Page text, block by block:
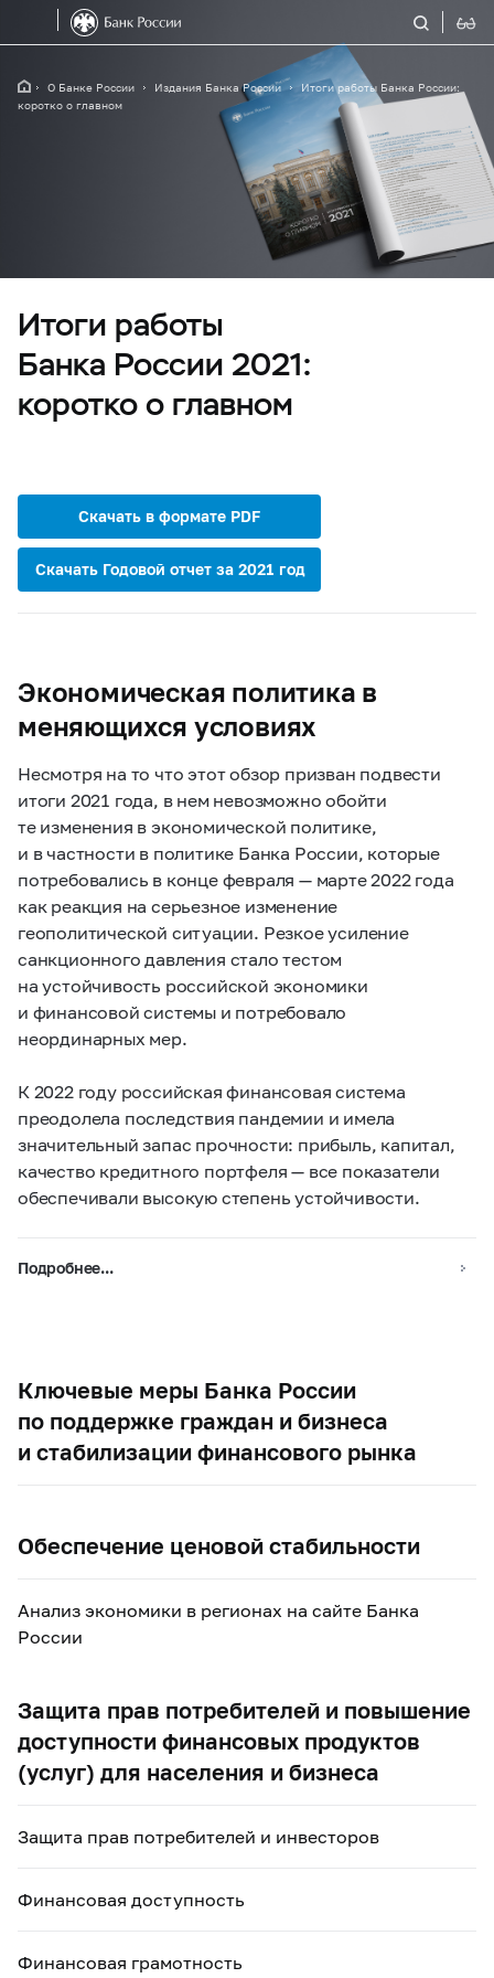
О Банке России Издания Банка России
Итоги работы Банка России:
коротко о главном
Итоги работы
Банка России 2021:
коротко о главном
Скачать в формате PDF
Скачать Годовой отчет за 2021 год
Экономическая политика в
меняющихся условиях
Несмотря на то что этот обзор призван подвести
итоги 2021 года, в нем невозможно обойти
те изменения в экономической политике,
и в частности в политике Банка России, которые
потребовались в конце февраля — марте 2022 года
как реакция на серьезное изменение
геополитической ситуации. Резкое усиление
санкционного давления стало тестом
на устойчивость российской экономики
и финансовой системы и потребовало
неординарных мер.
К 2022 году российская финансовая система
преодолела последствия пандемии и имела
значительный запас прочности: прибыль, капитал,
качество кредитного портфеля — все показатели
обеспечивали высокую степень устойчивости.
Подробнее...
Ключевые меры Банка России
по поддержке граждан и бизнеса
и стабилизации финансового рынка
Обеспечение ценовой стабильности
Анализ экономики в регионах на сайте Банка
России
Защита прав потребителей и повышение
доступности финансовых продуктов
(услуг) для населения и бизнеса
Защита прав потребителей и инвесторов
Финансовая доступность
Финансовая грамотность